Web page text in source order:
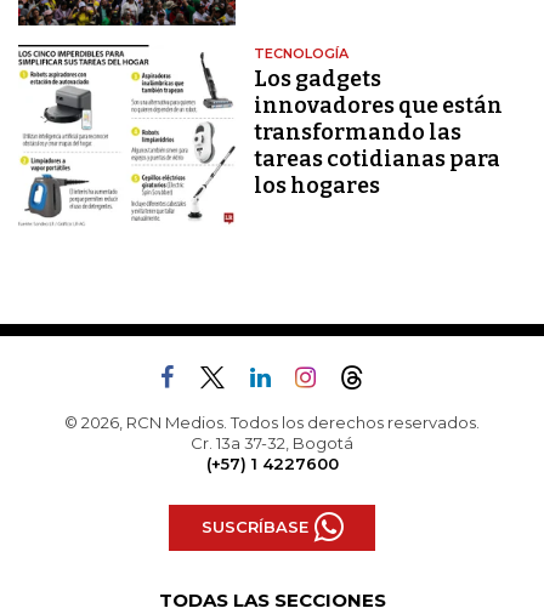
TECNOLOGÍA
Los gadgets
innovadores que están
transformando las
tareas cotidianas para
los hogares
© 2026, RCN Medios. Todos los derechos reservados.
Cr. 13a 37-32, Bogotá
(+57) 1 4227600
SUSCRÍBASE
TODAS LAS SECCIONES